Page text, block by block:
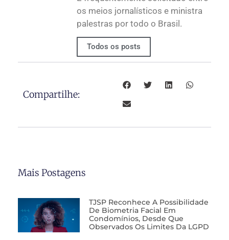
os meios jornalísticos e ministra
palestras por todo o Brasil.
Todos os posts
Compartilhe:
Mais Postagens
TJSP Reconhece A Possibilidade
De Biometria Facial Em
Condomínios, Desde Que
Observados Os Limites Da LGPD